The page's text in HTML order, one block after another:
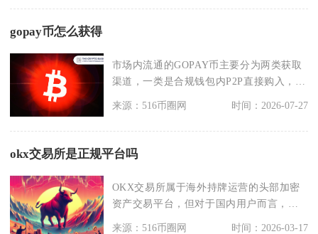
gopay币怎么获得
市场内流通的GOPAY币主要分为两类获取
渠道，一类是合规钱包内P2P直接购入，另
来源：516币圈网 时间：2026-07-27
okx交易所是正规平台吗
OKX交易所属于海外持牌运营的头部加密
资产交易平台，但对于国内用户而言，不
来源：516币圈网 时间：2026-03-17